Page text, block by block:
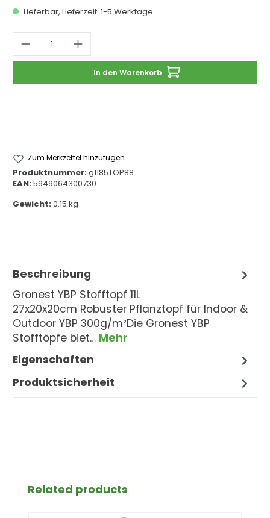
Lieferbar, Lieferzeit: 1-5 Werktage
Produkt Anzahl: Gib den
In den Warenkorb
Zum Merkzettel hinzufügen
Produktnummer:g1185TOP88
EAN:5949064300730
Gewicht:0.15 kg
Beschreibung
Gronest YBP Stofftopf 11L
27x20x20cm Robuster Pflanztopf für Indoor &
Outdoor YBP 300g/m²Die Gronest YBP
Stofftöpfe biet… Mehr
Eigenschaften
Produktsicherheit
Produktgalerie überspringen
Related products